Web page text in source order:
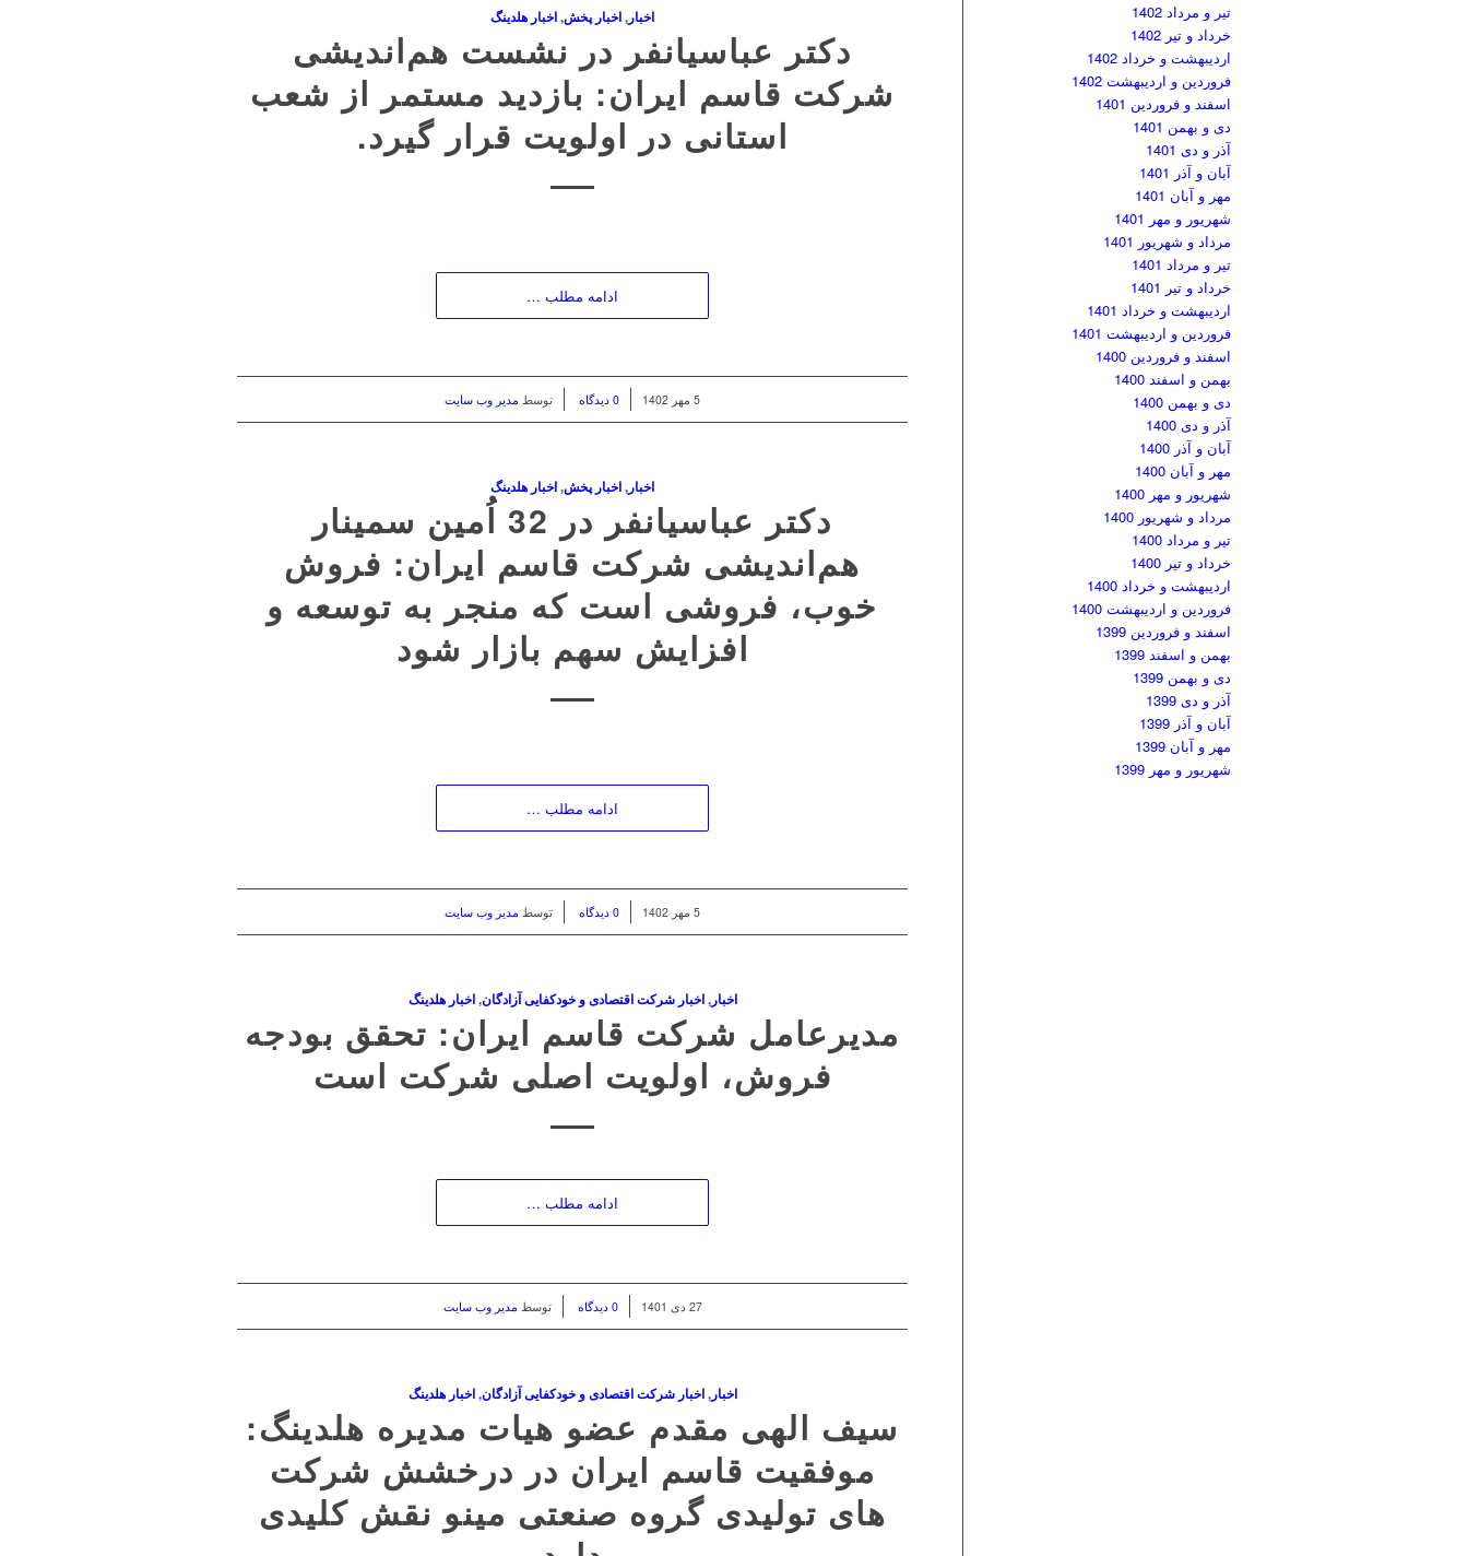
اخبار,اخبار پخش,اخبار هلدینگ
دکتر عباسیانفر در نشست هم‌اندیشی
شرکت قاسم ایران: بازدید مستمر از شعب
استانی در اولویت قرار گیرد.
ادامه مطلب …
5 مهر 1402/ 0 دیدگاه توسط مدیر وب سایت
اخبار,اخبار پخش,اخبار هلدینگ
دکتر عباسیانفر در 32 اُمین سمینار
هم‌اندیشی شرکت قاسم ایران: فروش
خوب، فروشی است که منجر به توسعه و
افزایش سهم بازار شود
ادامه مطلب …
5 مهر 1402/ 0 دیدگاه توسط مدیر وب سایت
اخبار,اخبار شرکت اقتصادی و خودکفایی آزادگان,اخبار هلدینگ
مدیرعامل شرکت قاسم ایران: تحقق بودجه
فروش، اولویت اصلی شرکت است
ادامه مطلب …
27 دی 1401
/ 0 دیدگاه توسط مدیر وب سایت
اخبار,اخبار شرکت اقتصادی و خودکفایی آزادگان,اخبار هلدینگ
سیف الهی مقدم عضو هیات مدیره هلدینگ:
موفقیت قاسم ایران در درخشش شرکت
های تولیدی گروه صنعتی مینو نقش کلیدی
تیر و مرداد 1402
خرداد و تیر 1402
اردیبهشت و خرداد 1402
فروردین و اردیبهشت 1402
اسفند و فروردین 1401
دی و بهمن 1401
آذر و دی 1401
آبان و آذر 1401
مهر و آبان 1401
شهریور و مهر 1401
مرداد و شهریور 1401
تیر و مرداد 1401
خرداد و تیر 1401
اردیبهشت و خرداد 1401
فروردین و اردیبهشت 1401
اسفند و فروردین 1400
بهمن و اسفند 1400
دی و بهمن 1400
آذر و دی 1400
آبان و آذر 1400
مهر و آبان 1400
شهریور و مهر 1400
مرداد و شهریور 1400
تیر و مرداد 1400
خرداد و تیر 1400
اردیبهشت و خرداد 1400
فروردین و اردیبهشت 1400
اسفند و فروردین 1399
بهمن و اسفند 1399
دی و بهمن 1399
آذر و دی 1399
آبان و آذر 1399
مهر و آبان 1399
شهریور و مهر 1399